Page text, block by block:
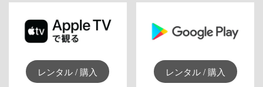
レンタル / 購入 レンタル / 購入